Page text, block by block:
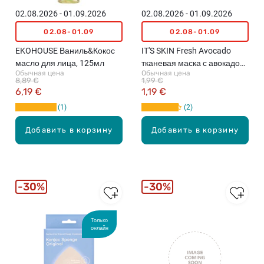
Добавить в корзину
02.08.2026 - 01.09.2026
02.08-01.09
EKOHOUSE Ваниль&Кокос
масло для лица, 125мл
Обычная цена
6,19 €
8,89 €
1
Добавить в корзину
02.08.2026 - 01.09.2026
02.08-01.09
IT'S SKIN Fresh Avocado
тканевая маска с авокадо
для лица, 1шт.х21г
Обычная цена
1,19 €
1,99 €
2
Только
онлайн
30% 30%